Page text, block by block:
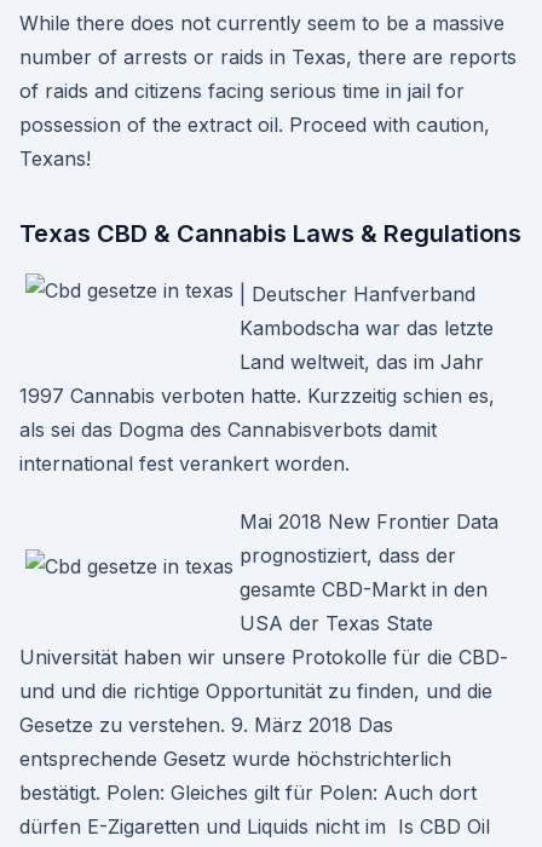
While there does not currently seem to be a massive
number of arrests or raids in Texas, there are reports
of raids and citizens facing serious time in jail for
possession of the extract oil. Proceed with caution,
Texans!
Texas CBD & Cannabis Laws & Regulations
| Deutscher Hanfverband
Kambodscha war das letzte
Land weltweit, das im Jahr
1997 Cannabis verboten hatte. Kurzzeitig schien es,
als sei das Dogma des Cannabisverbots damit
international fest verankert worden.
Mai 2018 New Frontier Data
prognostiziert, dass der
gesamte CBD-Markt in den
USA der Texas State
Universität haben wir unsere Protokolle für die CBD-
und und die richtige Opportunität zu finden, und die
Gesetze zu verstehen. 9. März 2018 Das
entsprechende Gesetz wurde höchstrichterlich
bestätigt. Polen: Gleiches gilt für Polen: Auch dort
dürfen E-Zigaretten und Liquids nicht im Is CBD Oil